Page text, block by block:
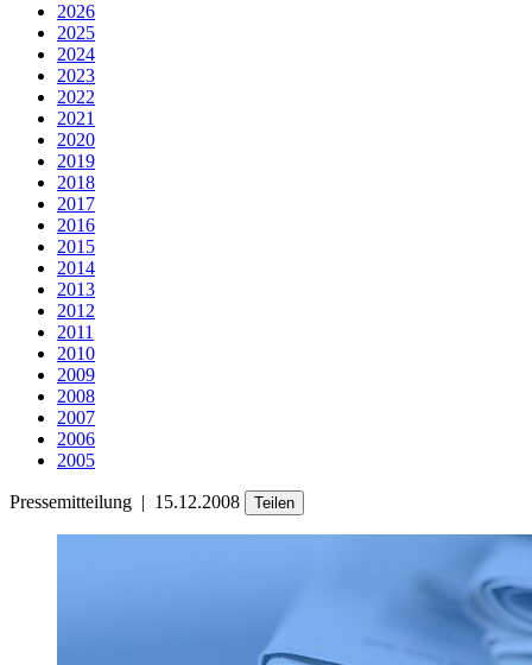
2026
2025
2024
2023
2022
2021
2020
2019
2018
2017
2016
2015
2014
2013
2012
2011
2010
2009
2008
2007
2006
2005
Pressemitteilung | 15.12.2008 Teilen